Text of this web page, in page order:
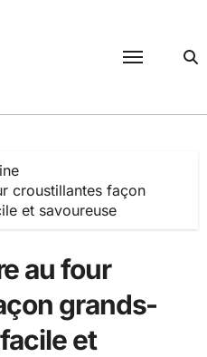
croustillantes façon
et savoureuse
au four
grands-
et